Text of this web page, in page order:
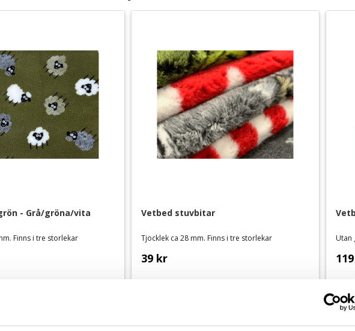
- Grå/gröna/vita
Finns i tre storlekar
Vetbed stuvbitar
Tjocklek ca 28 mm. Finns i tre storlekar
39 kr 119